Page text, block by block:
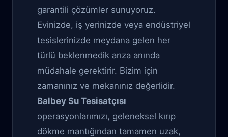
garantili çözümler sunuyoruz.
Evinizde, iş yerinizde veya endüstriyel
tesislerinizde meydana gelen her
türlü beklenmedik arıza anında
müdahale gerektirir. Bizim için
zamanınız ve mekanınız değerlidir.
Balbey Su Tesisatçısı
operasyonlarımızı, geleneksel kırıp
dökme mantığından tamamen uzak,